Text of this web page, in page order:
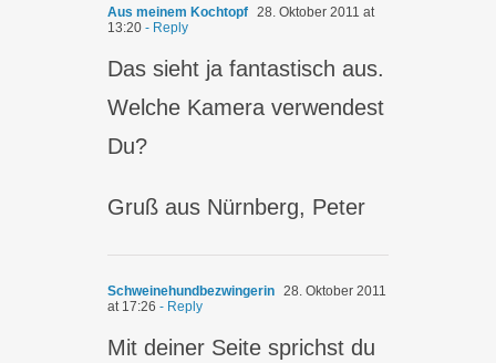
Aus meinem Kochtopf 28. Oktober 2011 at
13:20 - Reply
Das sieht ja fantastisch aus.
Welche Kamera verwendest
Du?
Gruß aus Nürnberg, Peter
Schweinehundbezwingerin 28. Oktober 2011
at 17:26 - Reply
Mit deiner Seite sprichst du